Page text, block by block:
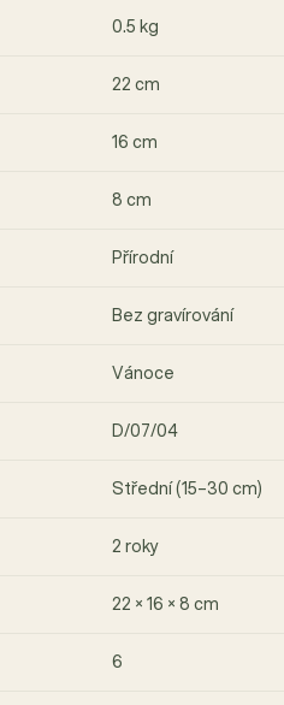
0.5 kg
22 cm
16 cm
8 cm
Přírodní
Bez gravírování
Vánoce
D/07/04
Střední (15–30 cm)
2 roky
22 × 16 × 8 cm
6